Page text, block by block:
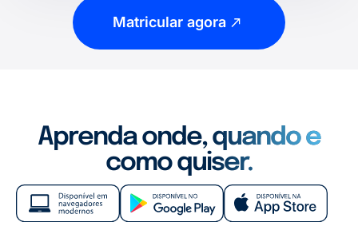
Matricular agora
Aprenda onde, quando e
como quiser.